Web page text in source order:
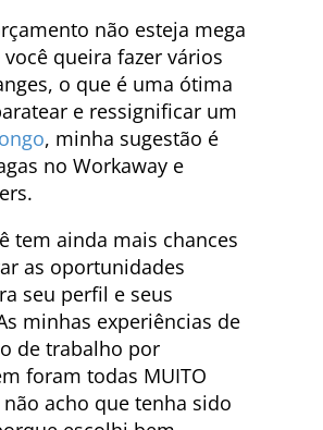
não esteja mega
queira fazer vários
o que é uma ótima
e ressignificar um
, minha sugestão é
no Workaway e
tem ainda mais chances
as oportunidades
seu perfil e seus
minhas experiências de
de trabalho por
foram todas MUITO
acho que tenha sido